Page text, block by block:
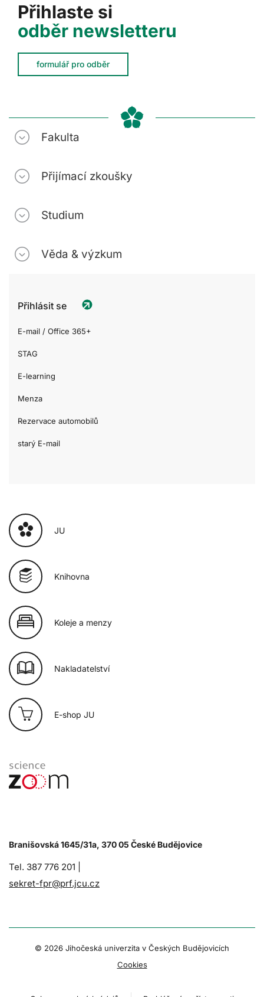
Přihlaste si
odběr newsletteru
formulář pro odběr
Fakulta
Přijímací zkoušky
Studium
Věda & výzkum
Přihlásit se
E-mail / Office 365+
STAG
E-learning
Menza
Rezervace automobilů
starý E-mail
JU
Knihovna
Koleje a menzy
Nakladatelství
E-shop JU
Branišovská 1645/31a, 370 05 České Budějovice
Tel. 387 776 201 |
sekret-fpr@prf.jcu.cz
© 2026 Jihočeská univerzita v Českých Budějovicích
Cookies